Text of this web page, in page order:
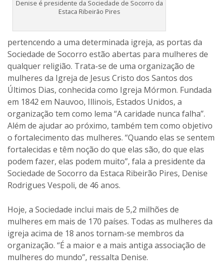
Denise é presidente da Sociedade de Socorro da
Estaca Ribeirão Pires
pertencendo a uma determinada igreja, as portas da
Sociedade de Socorro estão abertas para mulheres de
qualquer religião. Trata-se de uma organização de
mulheres da Igreja de Jesus Cristo dos Santos dos
Últimos Dias, conhecida como Igreja Mórmon. Fundada
em 1842 em Nauvoo, Illinois, Estados Unidos, a
organização tem como lema “A caridade nunca falha”.
Além de ajudar ao próximo, também tem como objetivo
o fortalecimento das mulheres. “Quando elas se sentem
fortalecidas e têm noção do que elas são, do que elas
podem fazer, elas podem muito”, fala a presidente da
Sociedade de Socorro da Estaca Ribeirão Pires, Denise
Rodrigues Vespoli, de 46 anos.
Hoje, a Sociedade inclui mais de 5,2 milhões de
mulheres em mais de 170 países. Todas as mulheres da
igreja acima de 18 anos tornam-se membros da
organização. “É a maior e a mais antiga associação de
mulheres do mundo”, ressalta Denise.